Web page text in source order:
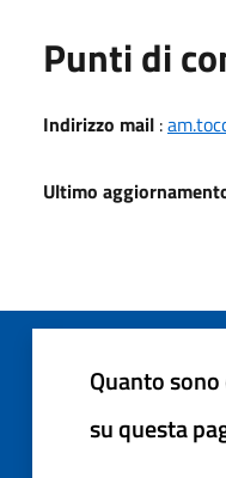
Punti di
Indirizzo mail :
Ultimo
Quanto
su questa